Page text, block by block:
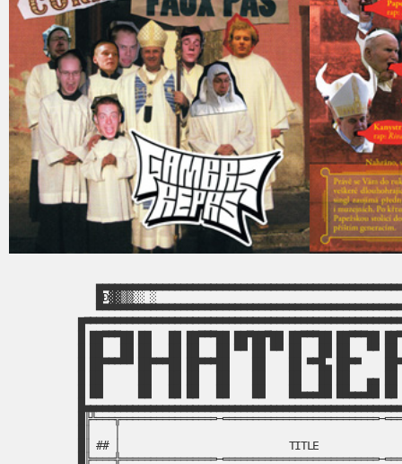
█Đ▓▓▒▒░░
█ ██▀▀▀██ ██   ██ ██▀▀▀██ ██▀██▀██ ██▀▀▀██ ██▀▀▀██
█ ██   ██ ██   ██ ██   ██ ▀▀ ██ ▀▀ ██   ██ ██   ▀▀
█ ██▀▀▀▀▀ ██▀▀▀██ ██▀▀▀██    ██    ██ ▀▀█▄ ██▀▀
█ ██      ██   ██ ██   ██    ██    ██   ██ ██   ▄▄
█ ██      ██   ██ ██   ██    ██    ██▄▄▄██ ██▄▄▄██
█║ ## │                            TITLE